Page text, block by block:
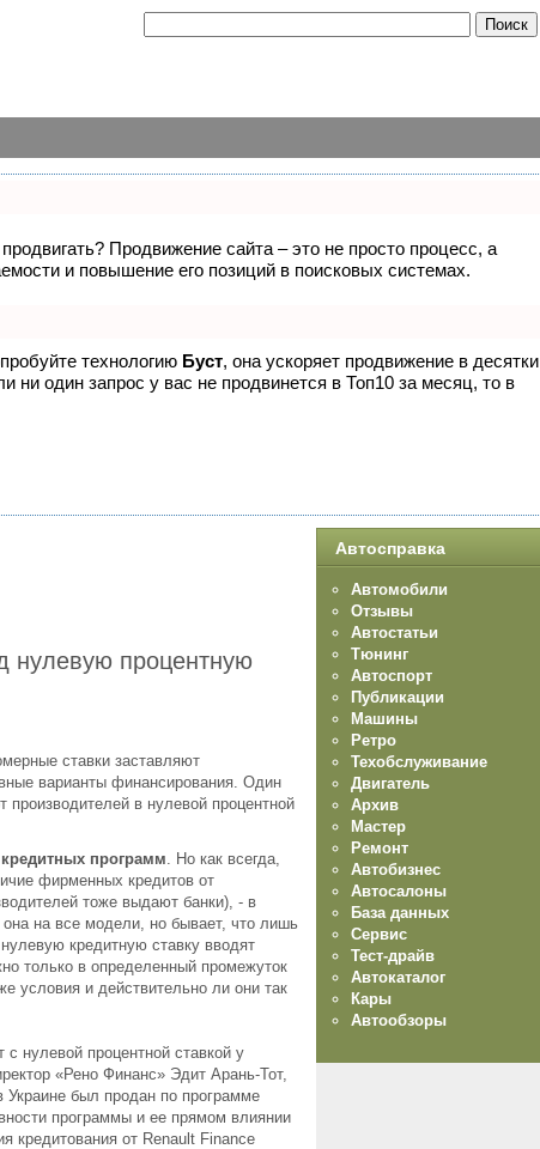
Продвижение сайта – это не просто процесс, а
и повышение его позиций в поисковых системах.
технологию Буст, она ускоряет продвижение в десятки
один запрос у вас не продвинется в Топ10 за месяц, то в
нулевую процентную
ставки заставляют
варианты финансирования. Один
в нулевой процентной
программ . Но как всегда,
фирменных кредитов от
тоже выдают банки), - в
она на все модели, но бывает, что лишь
кредитную ставку вводят
только в определенный промежуток
условия и действительно ли они так
нулевой процентной ставкой у
«Рено Финанс» Эдит Арань-Тот,
Украине был продан по программе
программы и ее прямом влиянии
кредитования от Renault Finance
Автосправка
Автомобили
Отзывы
Автостатьи
Тюнинг
Автоспорт
Публикации
Машины
Ретро
Техобслуживание
Двигатель
Архив
Мастер
Ремонт
Автобизнес
Автосалоны
База данных
Сервис
Тест-драйв
Автокаталог
Кары
Автообзоры